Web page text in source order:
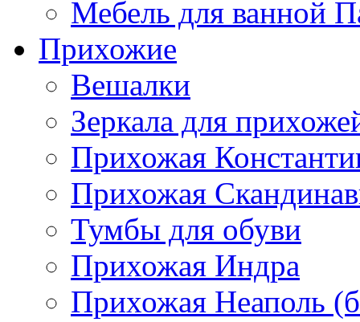
Мебель для ванной
Прихожие
Вешалки
Зеркала для
Прихожая
Прихожая
Тумбы для обуви
Прихожая Индра
Прихожая Неаполь